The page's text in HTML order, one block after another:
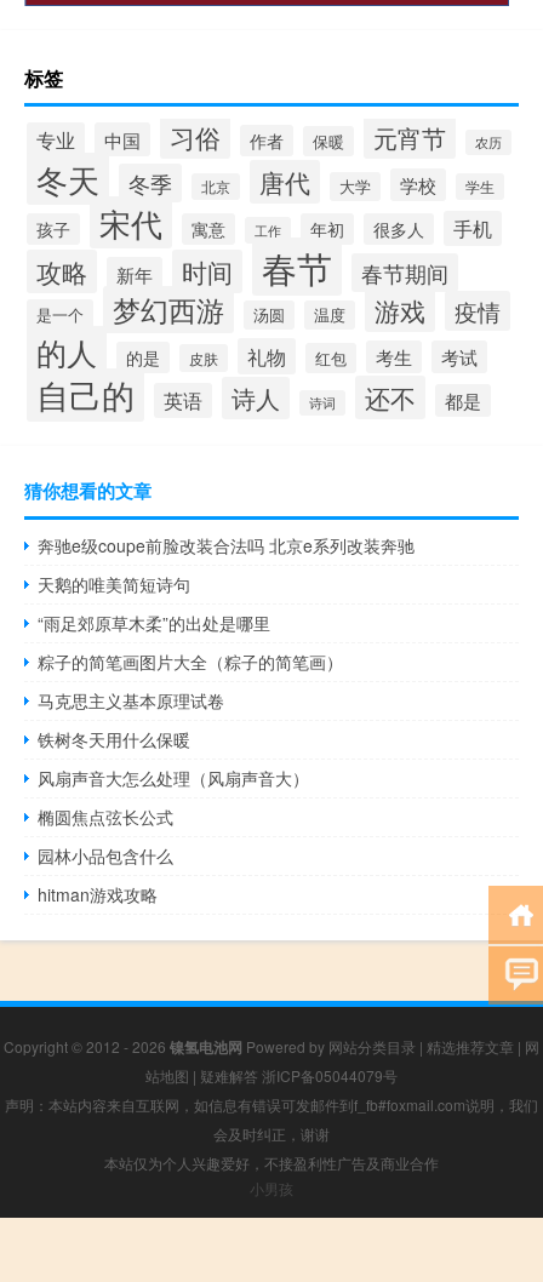
标签
专业 中国 习俗 作者 保暖 元宵节 农历
冬天 冬季 北京 唐代 大学 学校 学生
孩子 宋代 寓意 工作 年初 很多人 手机
攻略 新年 时间 春节 春节期间
是一个 梦幻西游 汤圆 温度 游戏 疫情
的人 的是 皮肤 礼物 红包 考生 考试
自己的 英语 诗人 诗词 还不 都是
猜你想看的文章
奔驰e级coupe前脸改装合法吗 北京e系列改装奔驰
天鹅的唯美简短诗句
“雨足郊原草木柔”的出处是哪里
粽子的简笔画图片大全（粽子的简笔画）
马克思主义基本原理试卷
铁树冬天用什么保暖
风扇声音大怎么处理（风扇声音大）
椭圆焦点弦长公式
园林小品包含什么
hitman游戏攻略
Copyright © 2012 - 2026 镍氢电池网 Powered by 网站分类目录 | 精选推荐文章 | 网
站地图 | 疑难解答 浙ICP备05044079号
声明：本站内容来自互联网，如信息有错误可发邮件到f_fb#foxmail.com说明，我们
会及时纠正，谢谢
本站仅为个人兴趣爱好，不接盈利性广告及商业合作
小男孩